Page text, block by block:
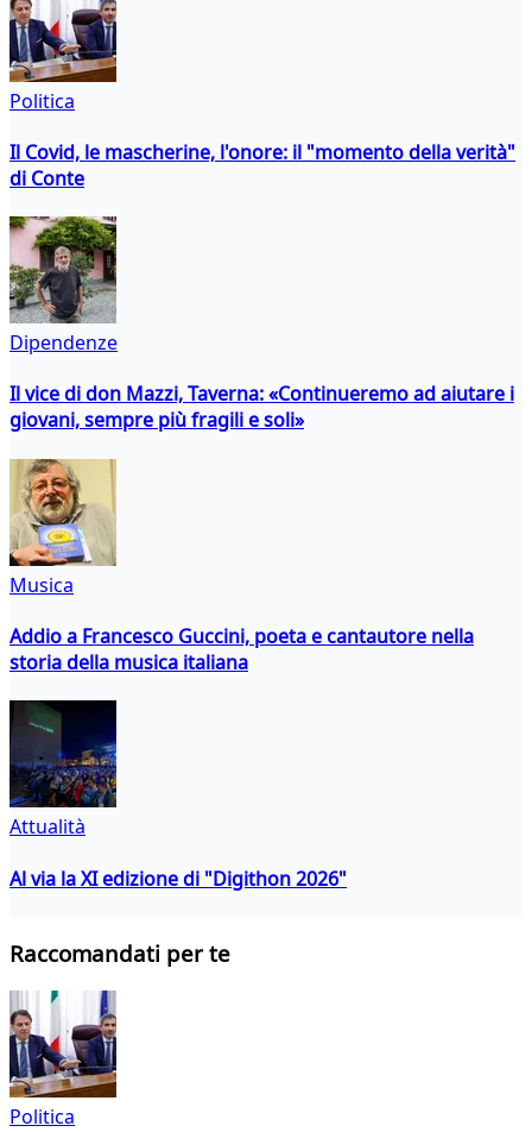
Politica
Il Covid, le mascherine, l'onore: il "momento della verità"
di Conte
Dipendenze
Il vice di don Mazzi, Taverna: «Continueremo ad aiutare i
giovani, sempre più fragili e soli»
Musica
Addio a Francesco Guccini, poeta e cantautore nella
storia della musica italiana
Attualità
Al via la XI edizione di "Digithon 2026"
Raccomandati per te
Politica